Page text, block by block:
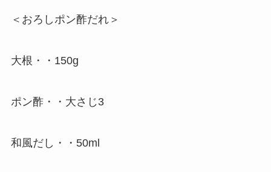
＜おろしポン酢だれ＞
大根・・150g
ポン酢・・大さじ3
和風だし・・50ml